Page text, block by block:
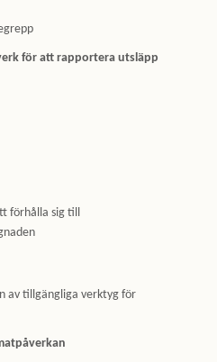
för att rapportera utsläpp
förhålla sig till
av tillgängliga verktyg för